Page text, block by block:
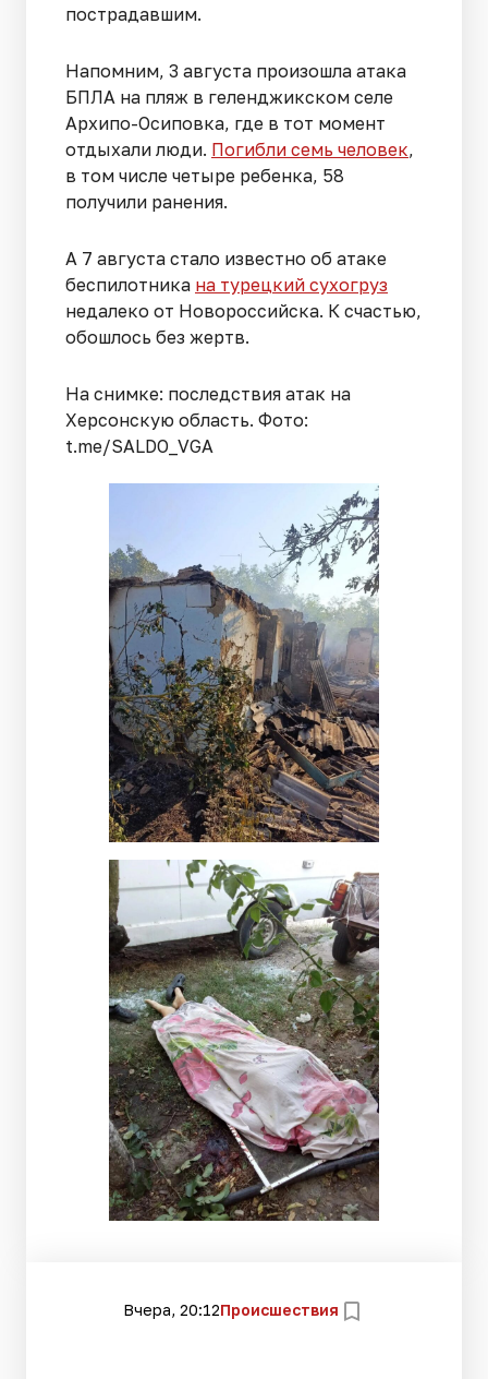
пострадавшим.
Напомним, 3 августа произошла атака
БПЛА на пляж в геленджикском селе
Архипо-Осиповка, где в тот момент
отдыхали люди. Погибли семь человек,
в том числе четыре ребенка, 58
получили ранения.
А 7 августа стало известно об атаке
беспилотника на турецкий сухогруз
недалеко от Новороссийска. К счастью,
обошлось без жертв.
На снимке: последствия атак на
Херсонскую область. Фото:
t.me/SALDO_VGA
Вчера, 20:12Происшествия